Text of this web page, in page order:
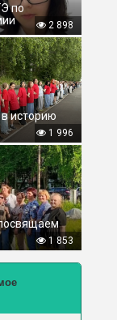
по
2 898
историю
1 996
1 853